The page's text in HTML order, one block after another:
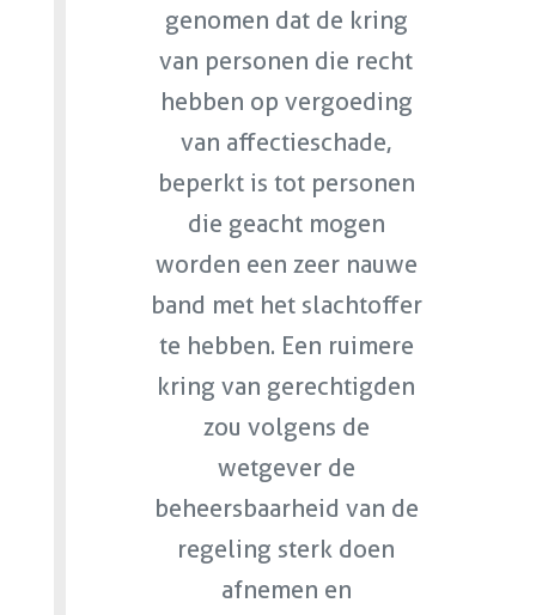
genomen dat de kring
van personen die recht
hebben op vergoeding
van affectieschade,
beperkt is tot personen
die geacht mogen
worden een zeer nauwe
band met het slachtoffer
te hebben. Een ruimere
kring van gerechtigden
zou volgens de
wetgever de
beheersbaarheid van de
regeling sterk doen
afnemen en